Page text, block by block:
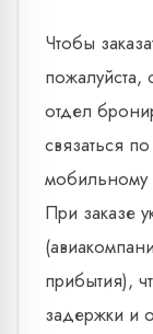
Чтобы
пожалуйста,
отдел
связаться
мобильному
При заказе
прибытия),
задержки и